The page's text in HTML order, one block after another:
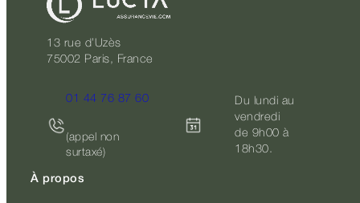
13 rue d’Uzès
75002 Paris, France
01 44 76 87 60
(appel non
surtaxé)
Du lundi au
vendredi
de 9h00 à
18h30.
À propos